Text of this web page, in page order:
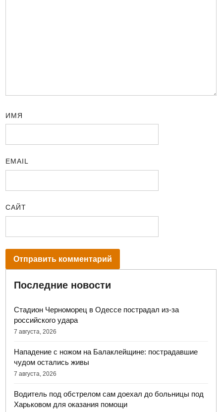
ИМЯ
EMAIL
САЙТ
Последние новости
Стадион Черноморец в Одессе пострадал из-за
российского удара
7 августа, 2026
Нападение с ножом на Балаклейщине: пострадавшие
чудом остались живы
7 августа, 2026
Водитель под обстрелом сам доехал до больницы под
Харьковом для оказания помощи